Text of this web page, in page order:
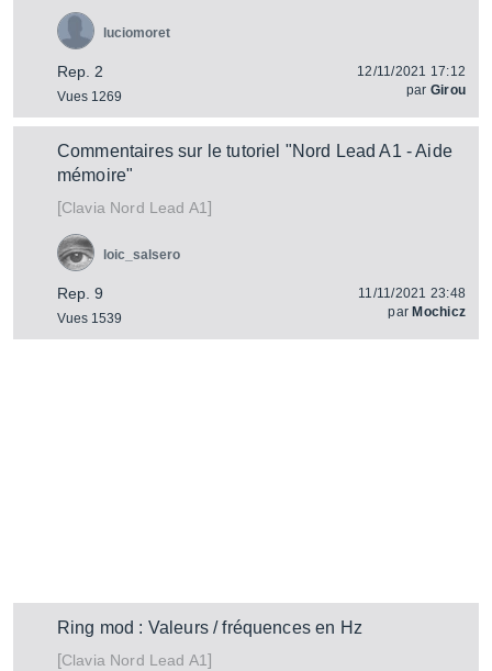
Rep. 2
Vues 1269
luciomoret
12/11/2021 17:12
par Girou
Commentaires sur le tutoriel "Nord Lead A1 - Aide
mémoire"
[Clavia Nord Lead A1]
Rep. 9
Vues 1539
loic_salsero
11/11/2021 23:48
par Mochicz
Ring mod : Valeurs / fréquences en Hz
[Clavia Nord Lead A1]